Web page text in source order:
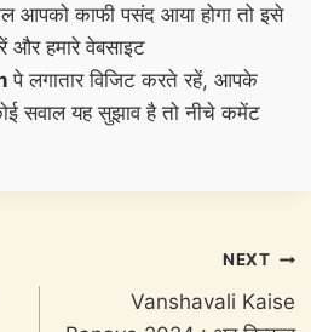
आपको काफी पसंद आया होगा तो इसे
हमारे वेबसाइट
पे लगातार विजिट करते रहें, आपके
सवाल यह सुझाव है तो नीचे कमेंट
NEXT
Vanshavali Kaise